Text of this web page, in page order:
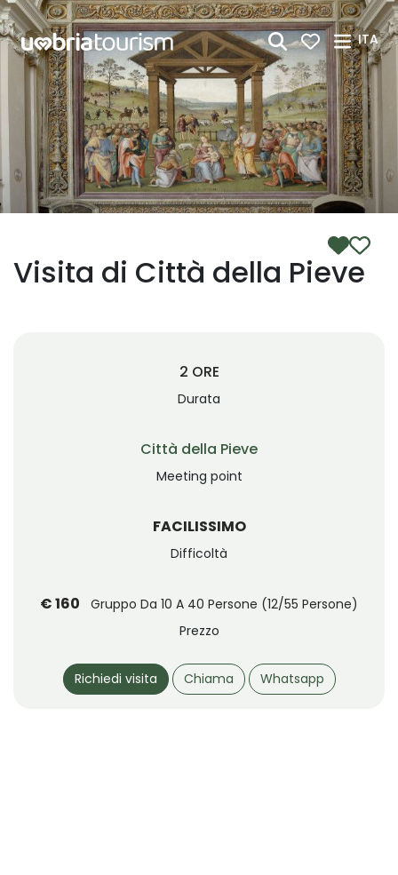
Skip to Main Content
ITA
Visita di Città della Pieve
2 ORE
Durata
Città della Pieve
Meeting point
FACILISSIMO
Difficoltà
€ 160
Gruppo Da 10 A 40 Persone (12/55 Persone)
Prezzo
Richiedi visita Chiama Whatsapp